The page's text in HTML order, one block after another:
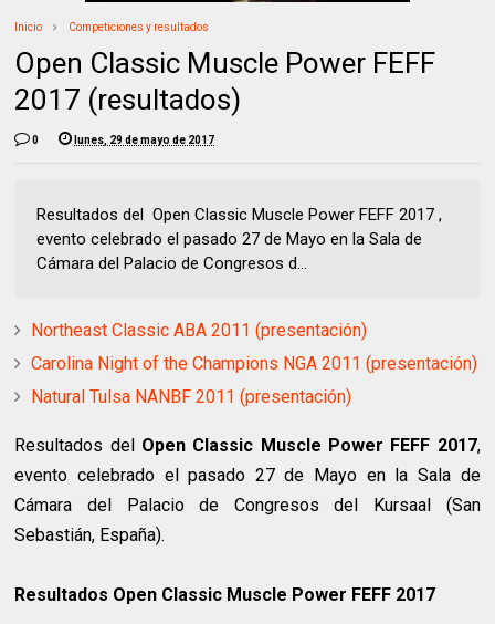
Inicio Competiciones y resultados
Open Classic Muscle Power FEFF
2017 (resultados)
0 lunes, 29 de mayo de 2017
Resultados del Open Classic Muscle Power FEFF 2017 ,
evento celebrado el pasado 27 de Mayo en la Sala de
Cámara del Palacio de Congresos d...
Northeast Classic ABA 2011 (presentación)
Carolina Night of the Champions NGA 2011 (presentación)
Natural Tulsa NANBF 2011 (presentación)
Resultados del Open Classic Muscle Power FEFF 2017,
evento celebrado el pasado 27 de Mayo en la Sala de
Cámara del Palacio de Congresos del Kursaal (San
Sebastián, España).
Resultados Open Classic Muscle Power FEFF 2017